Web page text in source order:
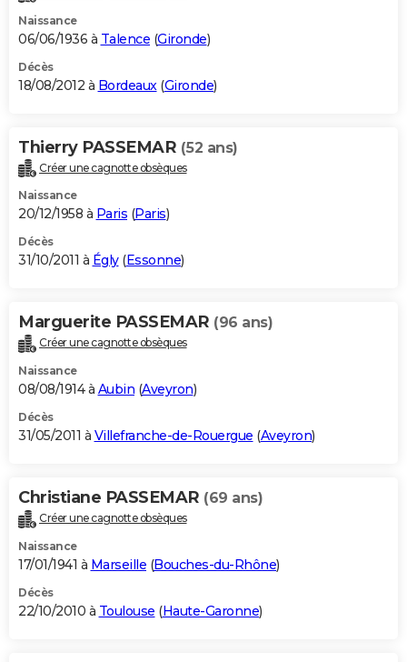
Naissance
06/06/1936 à Talence (Gironde)
Décès
18/08/2012 à Bordeaux (Gironde)
Thierry PASSEMAR (52 ans)
Créer une cagnotte obsèques
Naissance
20/12/1958 à Paris (Paris)
Décès
31/10/2011 à Égly(Essonne)
Marguerite PASSEMAR (96 ans)
Créer une cagnotte obsèques
Naissance
08/08/1914 à Aubin (Aveyron)
Décès
31/05/2011 à Villefranche-de-Rouergue (Aveyron)
Christiane PASSEMAR (69 ans)
Créer une cagnotte obsèques
Naissance
17/01/1941 à Marseille (Bouches-du-Rhône)
Décès
22/10/2010 à Toulouse (Haute-Garonne)